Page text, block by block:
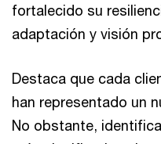
fortalecido su
adaptación y visión
Destaca que cada
han representado un
No obstante,